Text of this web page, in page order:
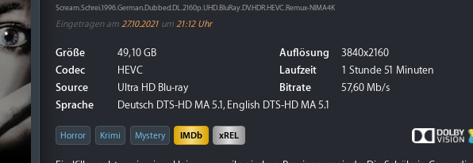
Scream.Schrei.1996.German.Dubbed.DL.2160p.UHD.BluRay.DV.HDR.HEVC.Remux-NIMA4K
Eingetragen am 27.10.2021 um 21:12 Uhr
Größe
49,10 GB
Codec
HEVC
Source
Ultra HD Blu-ray
Sprache
Deutsch DTS-HD MA 5.1, English DTS-HD MA 5.1
Auflösung
3840x2160
Laufzeit
1 Stunde 51 Minuten
Bitrate
57,60 Mb/s
Horror Krimi Mystery IMDb xREL